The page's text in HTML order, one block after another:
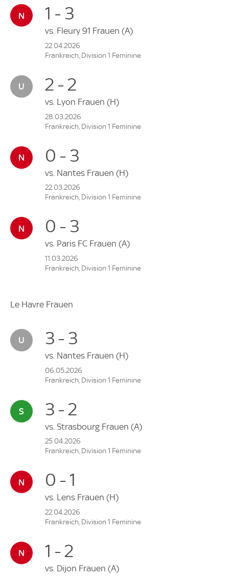
1 - 3
vs. Fleury 91 Frauen (A)
22.04.2026
Frankreich, Division 1 Feminine
2 - 2
vs. Lyon Frauen (H)
28.03.2026
Frankreich, Division 1 Feminine
0 - 3
vs. Nantes Frauen (H)
22.03.2026
Frankreich, Division 1 Feminine
0 - 3
vs. Paris FC Frauen (A)
11.03.2026
Frankreich, Division 1 Feminine
Le Havre Frauen
3 - 3
vs. Nantes Frauen (H)
06.05.2026
Frankreich, Division 1 Feminine
3 - 2
vs. Strasbourg Frauen (A)
25.04.2026
Frankreich, Division 1 Feminine
0 - 1
vs. Lens Frauen (H)
22.04.2026
Frankreich, Division 1 Feminine
1 - 2
vs. Dijon Frauen (A)